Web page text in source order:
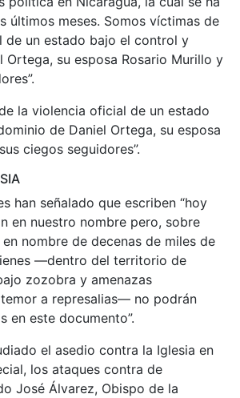
últimos meses. Somos víctimas de
de un estado bajo el control y
Ortega, su esposa Rosario Murillo y
la violencia oficial de un estado
de Daniel Ortega, su esposa
ciegos seguidores”.
han señalado que escriben “hoy
en nuestro nombre pero, sobre
nombre de decenas de miles de
—dentro del territorio de
zozobra y amenazas
a represalias— no podrán
en este documento”.
el asedio contra la Iglesia en
los ataques contra de
José Álvarez, Obispo de la